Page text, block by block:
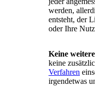
werden,
entsteht, der
oder Ihre
Keine
keine
Verfahren
irgendetwas